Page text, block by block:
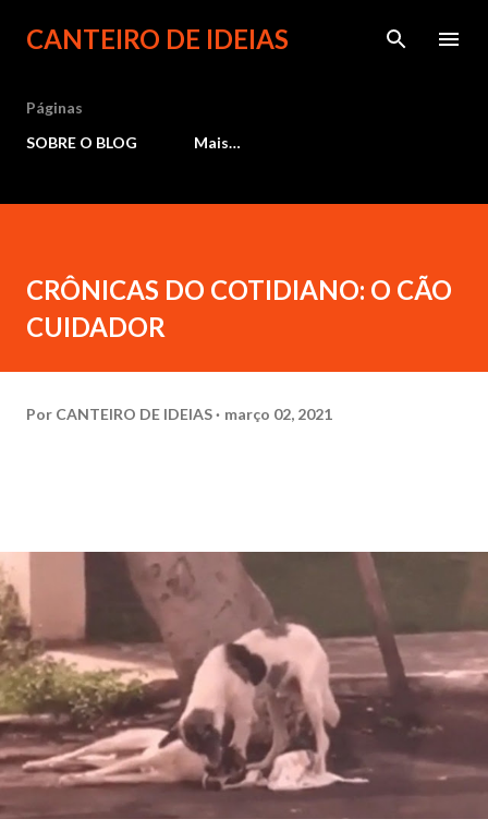
Pular para o conteúdo principal
CANTEIRO DE IDEIAS
Páginas
SOBRE O BLOG
Mais…
CRÔNICAS DO COTIDIANO: O CÃO
CUIDADOR
Por CANTEIRO DE IDEIAS março 02, 2021